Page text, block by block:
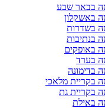
בבאר שבע
באשקלון
בשדרות
בנתיבות
באופקים
בערד
בדימונה
בקריית מלאכי
בקריית גת
באילת